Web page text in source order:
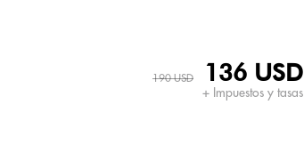
190 USD 136 USD
+ Impuestos y tasas